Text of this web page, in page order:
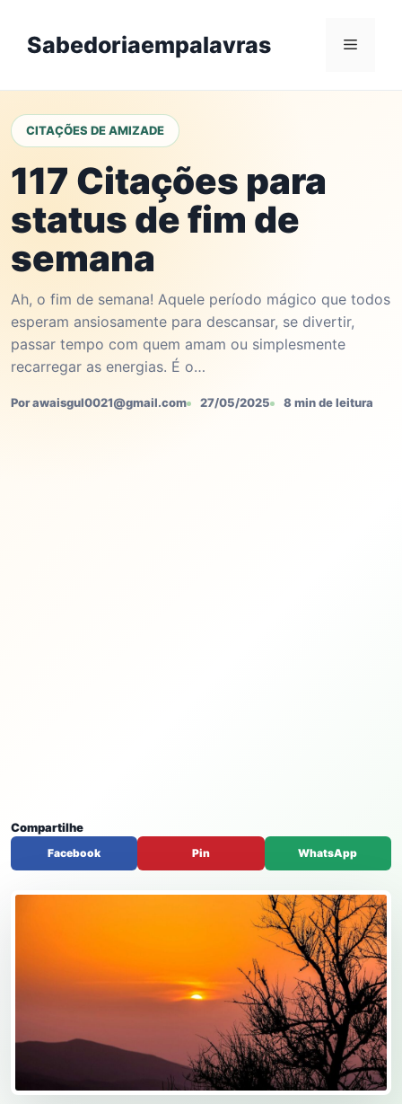
contentSabedoriaempalavras Menu
CITAÇÕES DE AMIZADE
117 Citações para
status de fim de
semana
Ah, o fim de semana! Aquele período mágico que todos
esperam ansiosamente para descansar, se divertir,
passar tempo com quem amam ou simplesmente
recarregar as energias. É o…
Por awaisgul0021@gmail.com 27/05/2025 8 min de leitura
Compartilhe
Facebook Pin WhatsApp